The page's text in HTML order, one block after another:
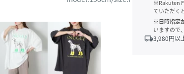
※Rakuten
ていただく
※日時指定
いますので
local_shipping3,980円以